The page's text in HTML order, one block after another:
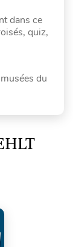
dans ce
quiz,
du